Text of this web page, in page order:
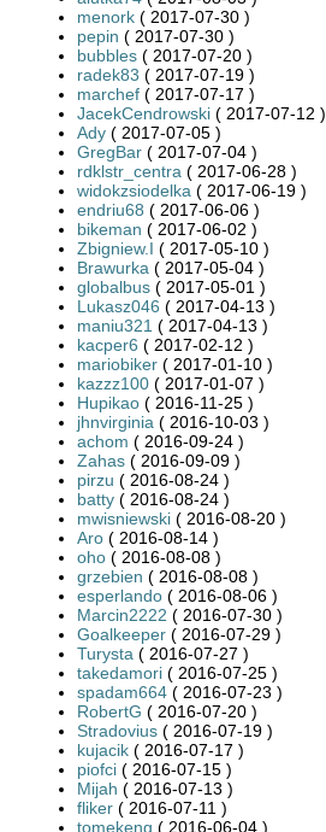
menork ( 2017-07-30 )
pepin ( 2017-07-30 )
bubbles ( 2017-07-20 )
radek83 ( 2017-07-19 )
marchef ( 2017-07-17 )
JacekCendrowski ( 2017-07-12 )
Ady ( 2017-07-05 )
GregBar ( 2017-07-04 )
rdklstr_centra ( 2017-06-28 )
widokzsiodelka ( 2017-06-19 )
endriu68 ( 2017-06-06 )
bikeman ( 2017-06-02 )
Zbigniew.I ( 2017-05-10 )
Brawurka ( 2017-05-04 )
globalbus ( 2017-05-01 )
Lukasz046 ( 2017-04-13 )
maniu321 ( 2017-04-13 )
kacper6 ( 2017-02-12 )
mariobiker ( 2017-01-10 )
kazzz100 ( 2017-01-07 )
Hupikao ( 2016-11-25 )
jhnvirginia ( 2016-10-03 )
achom ( 2016-09-24 )
Zahas ( 2016-09-09 )
pirzu ( 2016-08-24 )
batty ( 2016-08-24 )
mwisniewski ( 2016-08-20 )
Aro ( 2016-08-14 )
oho ( 2016-08-08 )
grzebien ( 2016-08-08 )
esperlando ( 2016-08-06 )
Marcin2222 ( 2016-07-30 )
Goalkeeper ( 2016-07-29 )
Turysta ( 2016-07-27 )
takedamori ( 2016-07-25 )
spadam664 ( 2016-07-23 )
RobertG ( 2016-07-20 )
Stradovius ( 2016-07-19 )
kujacik ( 2016-07-17 )
piofci ( 2016-07-15 )
Mijah ( 2016-07-13 )
fliker ( 2016-07-11 )
tomekeng ( 2016-06-04 )